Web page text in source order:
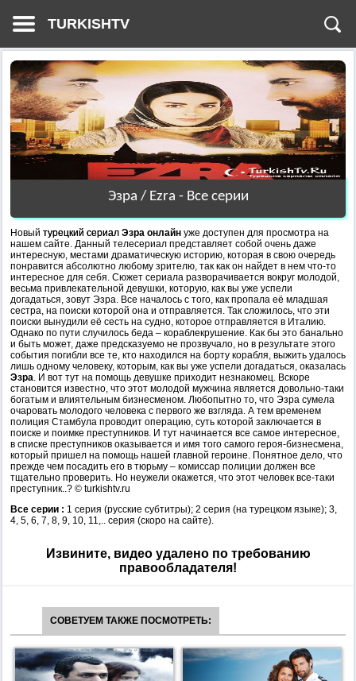
TURKISHTV
Эзра / Ezra - Все серии
Новый турецкий сериал Эзра онлайн уже доступен для просмотра на
нашем сайте. Данный телесериал представляет собой очень даже
интересную, местами драматическую историю, которая в свою очередь
понравится абсолютно любому зрителю, так как он найдет в нем что-то
интересное для себя. Сюжет сериала разворачивается вокруг молодой,
весьма привлекательной девушки, которую, как вы уже успели
догадаться, зовут Эзра. Все началось с того, как пропала её младшая
сестра, на поиски которой она и отправляется. Так сложилось, что эти
поиски вынудили её сесть на судно, которое отправляется в Италию.
Однако по пути случилось беда – кораблекрушение. Как бы это банально
и быть может, даже предсказуемо не прозвучало, но в результате этого
события погибли все те, кто находился на борту корабля, выжить удалось
лишь одному человеку, которым, как вы уже успели догадаться, оказалась
Эзра. И вот тут на помощь девушке приходит незнакомец. Вскоре
становится известно, что этот молодой мужчина является довольно-таки
богатым и влиятельным бизнесменом. Любопытно то, что Эзра сумела
очаровать молодого человека с первого же взгляда. А тем временем
полиция Стамбула проводит операцию, суть которой заключается в
поиске и поимке преступников. И тут начинается все самое интересное,
в списке преступников оказывается и имя того самого героя-бизнесмена,
который пришел на помощь нашей главной героине. Понятное дело, что
прежде чем посадить его в тюрьму – комиссар полиции должен все
тщательно проверить. Но неужели окажется, что этот человек все-таки
преступник..? © turkishtv.ru
Все серии : 1 серия (русские субтитры); 2 серия (на турецком языке); 3,
4, 5, 6, 7, 8, 9, 10, 11,.. серия (скоро на сайте).
Извините, видео удалено по требованию
правообладателя!
СОВЕТУЕМ ТАКЖЕ ПОСМОТРЕТЬ: